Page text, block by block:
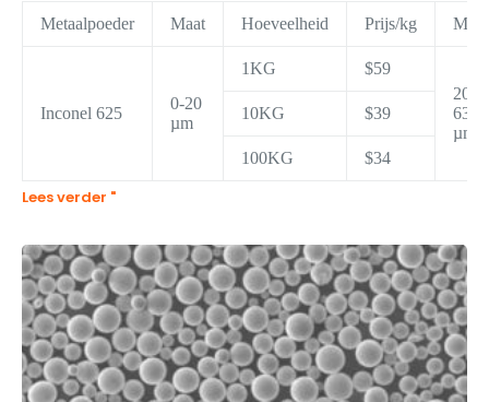
Metaalpoeder Maat Hoeveelheid Prijs/kg Maat
Inconel 625
0-20
µm
1KG
$59
20-
63
µm
10KG $39
100KG $34
Lees verder "